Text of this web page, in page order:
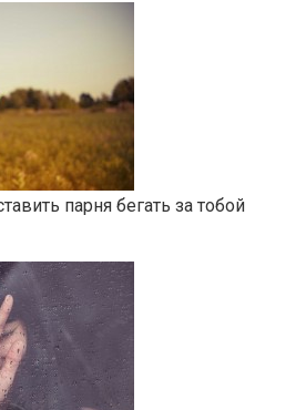
парня бегать за тобой